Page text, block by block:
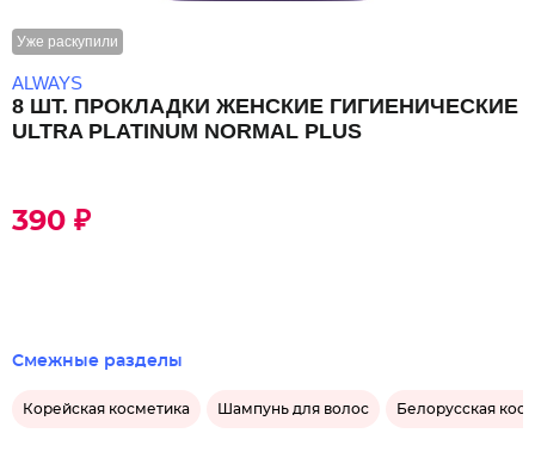
Уже раскупили
ALWAYS
8 ШТ. ПРОКЛАДКИ ЖЕНСКИЕ ГИГИЕНИЧЕСКИЕ
ULTRA PLATINUM NORMAL PLUS
390 ₽
Смежные разделы
Корейская косметика Шампунь для волос Белорусская